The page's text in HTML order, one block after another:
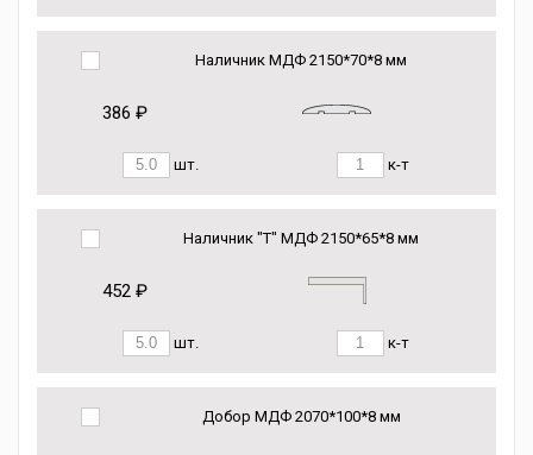
Наличник МДФ 2150*70*8 мм
386 ₽
шт. к-т
Наличник "Т" МДФ 2150*65*8 мм
452 ₽
шт. к-т
Добор МДФ 2070*100*8 мм